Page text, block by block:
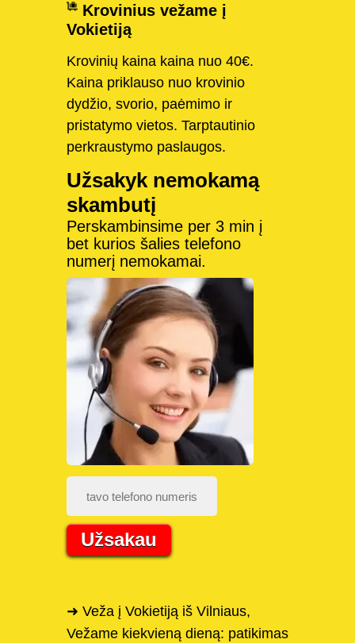
Krovinius vežame į
Vokietiją
Krovinių kaina kaina nuo 40€.
Kaina priklauso nuo krovinio
dydžio, svorio, paėmimo ir
pristatymo vietos. Tarptautinio
perkraustymo paslaugos.
Užsakyk nemokamą
skambutį
Perskambinsime per 3 min į
bet kurios šalies telefono
numerį nemokamai.
Užsakau
➜ Veža į Vokietiją iš Vilniaus,
Vežame kiekvieną dieną: patikimas